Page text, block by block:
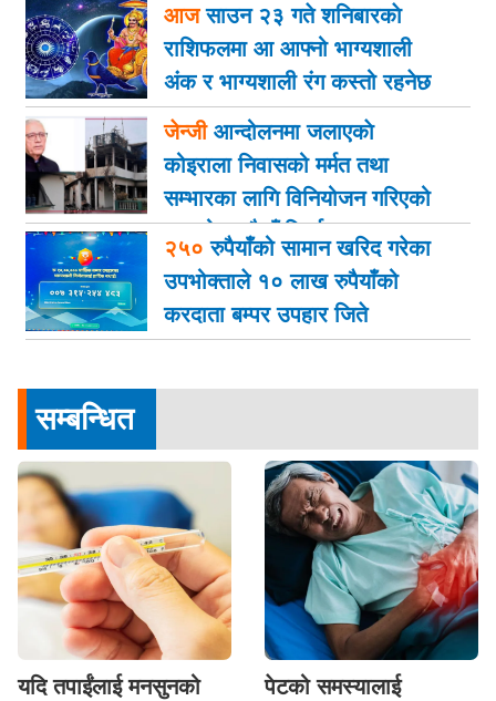
आजसाउन २३ गते शनिबारकाे
राशिफलमा आ आफ्नो भाग्यशाली
अंक र भाग्यशाली रंग कस्तो रहनेछ
जेन्जीआन्दोलनमा जलाएकाे
कोइराला निवासको मर्मत तथा
सम्भारका लागि विनियोजन गरिएको
२ करोड रुपैयाँ फिर्ता
२५० रुपैयाँको सामान खरिद गरेका
उपभोक्ताले १० लाख रुपैयाँको
करदाता बम्पर उपहार जिते
सम्बन्धित
यदि तपाईंलाई मनसुनको
पेटको समस्यालाई